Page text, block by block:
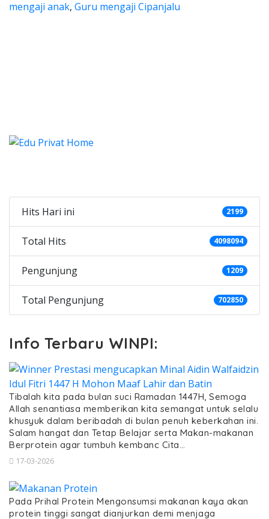
mengaji anak, Guru mengaji Cipanjalu
Hits Hari ini 2199
Total Hits 4098094
Pengunjung 1209
Total Pengunjung 702850
Info Terbaru WINPI:
Tibalah kita pada bulan suci Ramadan 1447H, Semoga
Allah senantiasa memberikan kita semangat untuk selalu
khusyuk dalam beribadah di bulan penuh keberkahan ini.
Salam hangat dan Tetap Belajar serta Makan-makanan
Berprotein agar tumbuh kembanc Cita…
17-03-2026
Pada Prihal Protein Mengonsumsi makanan kaya akan
protein tinggi sangat dianjurkan demi menjaga